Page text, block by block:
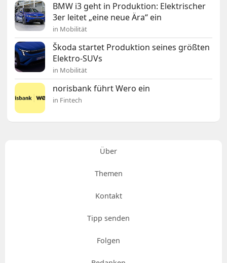
BMW i3 geht in Produktion: Elektrischer
3er leitet „eine neue Ära“ ein
in Mobilität
Škoda startet Produktion seines größten
Elektro-SUVs
in Mobilität
norisbank führt Wero ein
in Fintech
Über
Themen
Kontakt
Tipp senden
Folgen